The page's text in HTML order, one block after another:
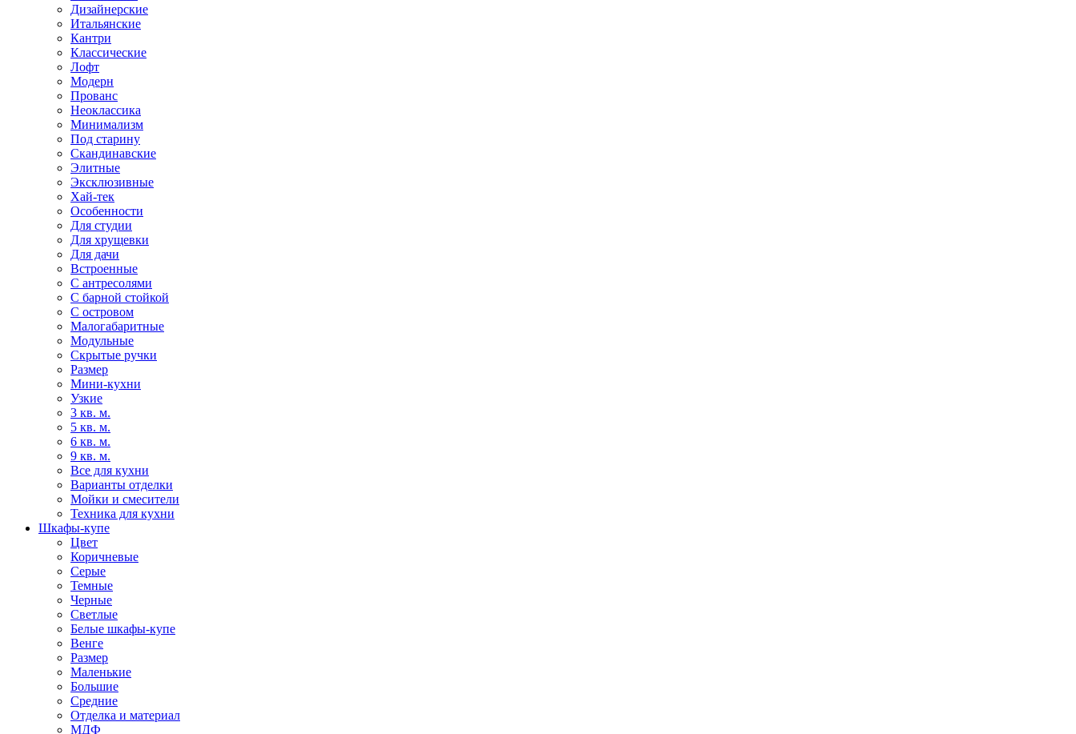
Дизайнерские
Итальянские
Кантри
Классические
Лофт
Модерн
Прованс
Неоклассика
Минимализм
Под старину
Скандинавские
Элитные
Эксклюзивные
Хай-тек
Особенности
Для студии
Для хрущевки
Для дачи
Встроенные
С антресолями
С барной стойкой
С островом
Малогабаритные
Модульные
Скрытые ручки
Размер
Мини-кухни
Узкие
3 кв. м.
5 кв. м.
6 кв. м.
9 кв. м.
Все для кухни
Варианты отделки
Мойки и смесители
Техника для кухни
Шкафы-купе
Цвет
Коричневые
Серые
Темные
Черные
Светлые
Белые шкафы-купе
Венге
Размер
Маленькие
Большие
Средние
Отделка и материал
МДФ